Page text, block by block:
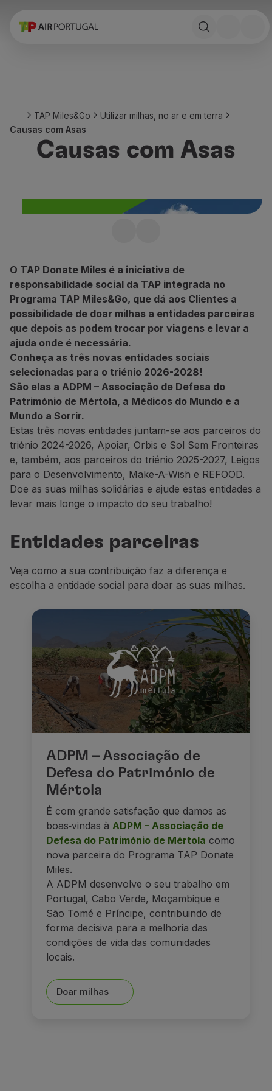
Reservar
Stopover
Informações de viagem
Bagagem
Voar em Economy Prime
Voar em Economy
Refeições a bordo
Entretenimento
Wi-Fi
Gerir reserva
Gestão da Reserva
Extras e Upgrades
Fatura online
TAP Vouchers
Extras
Alugar carro
Alojamento
Check-in
Informações de Check-in
TAP Miles&Go
Programa TAP Miles&Go
Utilizar milhas
Club TAP Miles&Go
Promoções e Ofertas
Perguntas frequentes
Contactos
Informações úteis
Reembolsos
Fatura online
Bagagem perdida / danificada
Voo atrasado / cancelado
TAP Miles&Go
Utilizar milhas, no ar e em terra
Causas com Asas
Causas com Asas
Conheça as três novas entidades
parceiras!
O TAP Donate Miles é a iniciativa de
responsabilidade social da TAP integrada no
Programa TAP Miles&Go, que dá aos Clientes a
possibilidade de doar milhas a entidades parceiras
que depois as podem trocar por viagens e levar a
ajuda onde é necessária.
Conheça as três novas entidades sociais
selecionadas para o triénio 2026-2028!
São elas a ADPM – Associação de Defesa do
Património de Mértola, a Médicos do Mundo e a
Mundo a Sorrir.
Estas três novas entidades juntam-se aos parceiros do
triénio 2024-2026, Apoiar, Orbis e Sol Sem Fronteiras
e, também, aos parceiros do triénio 2025-2027, Leigos
para o Desenvolvimento, Make-A-Wish e REFOOD.
Doe as suas milhas solidárias e ajude estas entidades a
levar mais longe o impacto do seu trabalho!
Entidades parceiras
Veja como a sua contribuição faz a diferença e
escolha a entidade social para doar as suas milhas.
ADPM – Associação de
Defesa do Património de
Mértola
É com grande satisfação que damos as
boas‑vindas à ADPM – Associação de
Defesa do Património de Mértola como
nova parceira do Programa TAP Donate
Miles.
A ADPM desenvolve o seu trabalho em
Portugal, Cabo Verde, Moçambique e
São Tomé e Príncipe, contribuindo de
forma decisiva para a melhoria das
condições de vida das comunidades
locais.
Doar milhas